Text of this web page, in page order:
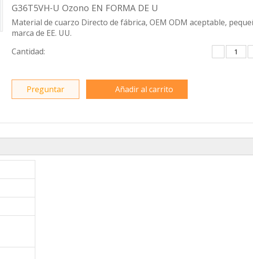
G36T5VH-U Ozono EN FORMA DE U
Material de cuarzo Directo de fábrica, OEM ODM aceptable,
marca de EE. UU.
Cantidad:
Preguntar Añadir al carrito